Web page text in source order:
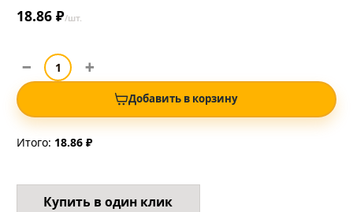
18.86 ₽/шт.
Добавить в корзину
Итого: 18.86 ₽
Купить в один клик